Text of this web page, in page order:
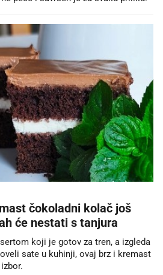
čokoladni kolač još
će nestati s tanjura
koji je gotov za tren, a izgleda
sate u kuhinji, ovaj brz i kremast